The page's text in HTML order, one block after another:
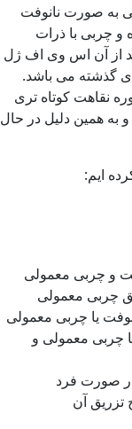
به صورت نانوفت
و چربی با ذرات
از آن اس وی اف ژل
گذشته می باشد.
نقاهت کوتاه تری
به همین دلیل در حال
ایم:
و چربی معمولی
چربی معمولی
یا چربی معمولی
چربی معمولی و
صورت فرد
تزریق آن